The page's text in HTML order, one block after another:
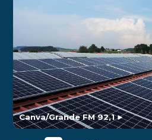
Canva/Grande FM 92,1►